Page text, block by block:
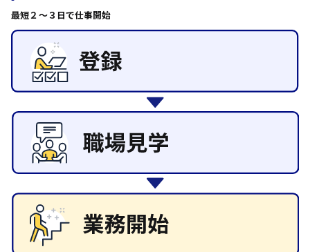
自動車整備士
配送・ドライバー
安芸高田市
山県郡
安芸太田町
安芸郡
日給9000円～
日給10000円以上
最短２〜３日で仕事開始